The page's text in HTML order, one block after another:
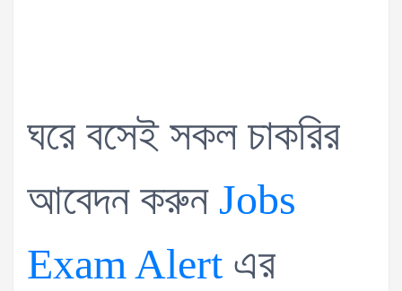
ঘরে বসেই সকল চাকরির
আবেদন করুন Jobs
Exam Alert এর